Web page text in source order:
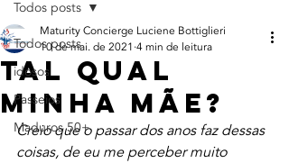
Todos posts
idosos
Passeios
Maduros 50+
Todos posts
Tal qual
minha mãe?
Maturity Concierge Luciene Bottiglieri
10 de mai. de 2021 4 min de leitura
Creio que o passar dos anos faz dessas
coisas, de eu me perceber muito